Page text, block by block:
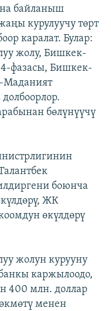
байланыш
курулуучу төрт
каралат. Булар:
жолу, Бишкек-
фазасы, Бишкек-
бөлүнүүчү
боюнча
ЖК
өкүлдөрү
жолун курууну
каржылоодо,
400 млн. доллар
менен